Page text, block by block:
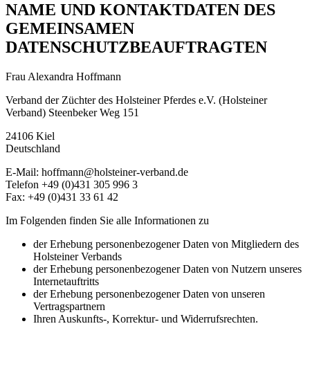
NAME UND KONTAKTDATEN DES
GEMEINSAMEN
DATENSCHUTZBEAUFTRAGTEN
Frau Alexandra Hoffmann
Verband der Züchter des Holsteiner Pferdes e.V. (Holsteiner
Verband) Steenbeker Weg 151
24106 Kiel
Deutschland
E-Mail: hoffmann@holsteiner-verband.de
Telefon +49 (0)431 305 996 3
Fax: +49 (0)431 33 61 42
Im Folgenden finden Sie alle Informationen zu
der Erhebung personenbezogener Daten von Mitgliedern des
Holsteiner Verbands
der Erhebung personenbezogener Daten von Nutzern unseres
Internetauftritts
der Erhebung personenbezogener Daten von unseren
Vertragspartnern
Ihren Auskunfts-, Korrektur- und Widerrufsrechten.